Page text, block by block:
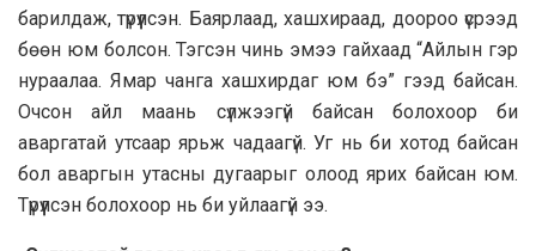
барилдаж, түрүүлсэн. Баярлаад, хашхираад, доороо үсрээд
бөөн юм болсон. Тэгсэн чинь эмээ гайхаад “Айлын гэр
нураалаа. Ямар чанга хашхирдаг юм бэ” гээд байсан.
Очсон айл маань сүлжээгүй байсан болохоор би
аваргатай утсаар ярьж чадаагүй. Уг нь би хотод байсан
бол аваргын утасны дугаарыг олоод ярих байсан юм.
Түрүүлсэн болохоор нь би уйлаагүй ээ.